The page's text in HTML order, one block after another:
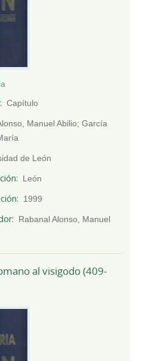
Capítulo
Manuel Abilio; García
de León
León
1999
Rabanal Alonso, Manuel
al visigodo (409-